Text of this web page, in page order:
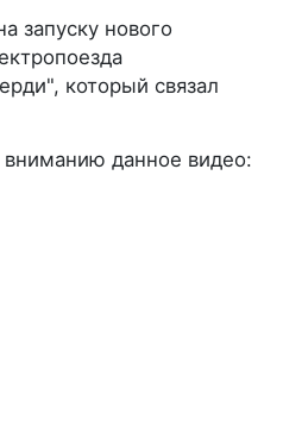
запуску нового
который связал
данное видео: